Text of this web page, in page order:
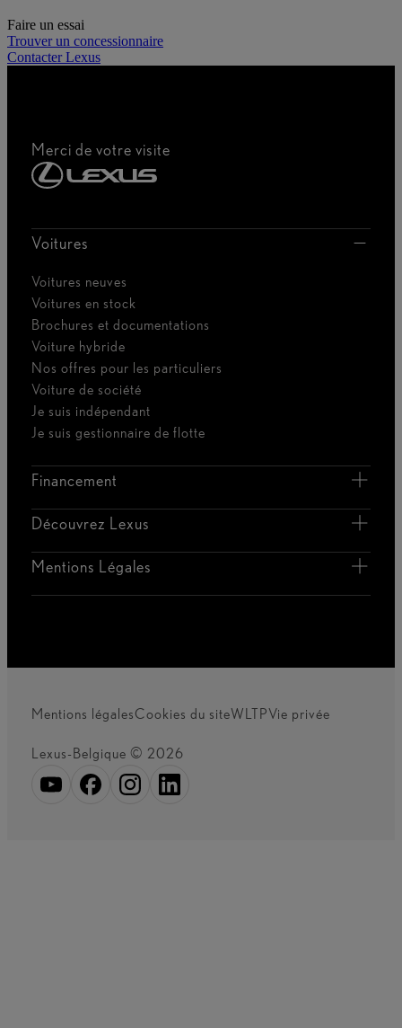
Faire un essai
Trouver un concessionnaire
Contacter Lexus
Merci de votre visite
Voitures
Voitures neuves
Voitures en stock
Brochures et documentations
Voiture hybride
Nos offres pour les particuliers
Voiture de société
Je suis indépendant
Je suis gestionnaire de flotte
Financement
Découvrez Lexus
Mentions Légales
Mentions légalesCookies du siteWLTPVie privée
Lexus-Belgique © 2026